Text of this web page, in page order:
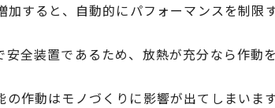
すると、自動的にパフォーマンスを制限
全装置であるため、放熱が充分なら作動
作動はモノづくりに影響が出てしまいます